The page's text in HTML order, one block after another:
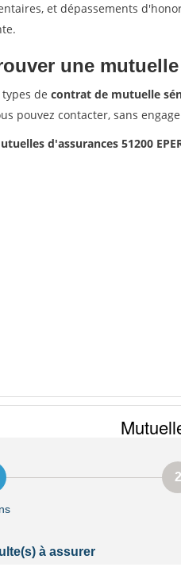
et dépassements
une
de contrat de mutuelle
pouvez contacter, sans
d'assurances 51200